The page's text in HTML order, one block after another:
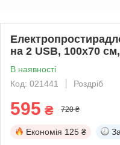
на 2 USB, 100х70
В наявності
Код: 021441
Роздріб
595 ₴ 720 ₴
Економія 125 ₴